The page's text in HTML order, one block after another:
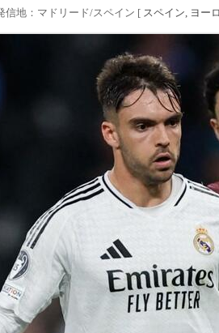
信地：マドリード/スペイン [ スペイン ヨー